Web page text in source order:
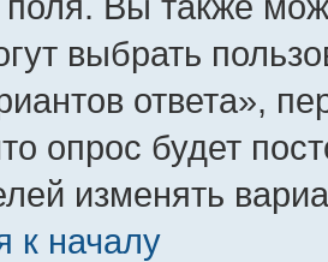
выбрать
ответа»,
опрос будет
изменять
к началу